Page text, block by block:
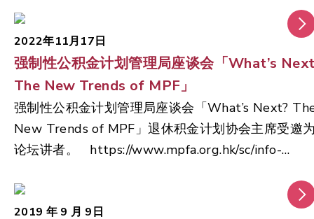
从业人员提供培训课程，及为中介提供持续专业发展
课程。为支持和配合积金局的工作，PSA将积极邀请
强积金计划保荐人及业界持份者发声。潘女士亦感谢
中银国际英国保诚信託有限公司、银联金融有限公司
及华夏基金(香港)有限公司加入PSA成为机构成员，
一步增强协会的影响力。 协会感谢所有成员及合作
伴的支持，让我们继续保持良好势头，为港人缔造更
美好的退休未来！
恩赐先生回顾了强积金制度多年来的重要发展旅程及
分享未来的六大工作重点，包括落实取消对沖、致力
提高回报、推动减费、检讨强积金供款水平、鼓励自
愿性供款及推出「积金易」平台等。其他出席酒会的
尊贵嘉宾亦包括积金局营运总监许慧仪女士、积金局
执行董事（政策）郑兆勛先生、积金局产品规管部主
管李启宏先生、积金局监理部主管黄燕妮女士。晚宴
他董事局成员包括刘家怡女士、陈宇昕女士，
Roderick Koliloedjoer先生、黄德治先生， 均有到场
席潘纪虹女士于欢迎辞中，向各位嘉宾介绍协会的背
景，发展历程，使命和愿景。潘女士表示，PSA欢迎
所有强积金计划保荐人和其他业界持份者加入我们的
行列，携手搭建一个高效的业界交流平台，帮助香港
市民达成退休目标. 于酒会中，积金局行政总监郑恩
赐先生感谢业界一直对积金易平台项目的支持，并重
申积金易平台在2025年全面实施的目标维持不变。
续完善强积金制度，为计划成员提供优质的服务，让
强积金成为香港市民重视的退休储蓄制度。出席酒会
2022年11月17日
强制性公积金计划管理局座谈会「What’s
The New Trends of MPF」
强制性公积金计划管理局座谈会「What’s Next?
New Trends of MPF」退休积金计划协会主席受邀
论坛讲者。 https://www.mpfa.org.hk/sc/info-
2019 年 9 月 9日